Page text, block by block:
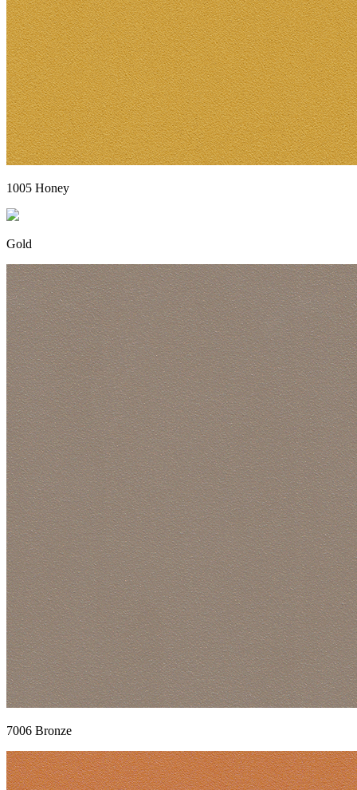
1005 Honey
Gold
7006 Bronze